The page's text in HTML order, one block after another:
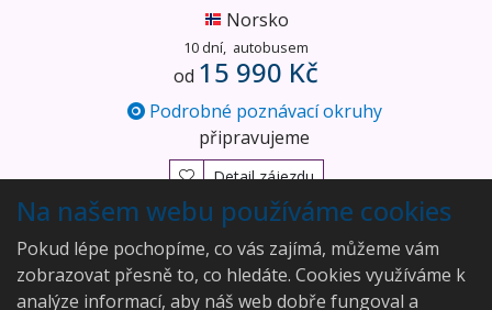
Norsko
10 dní, autobusem
od 15 990 Kč
Podrobné poznávací okruhy
připravujeme
Detail zájezdu
Na našem webu používáme cookies
Pokud lépe pochopíme, co vás zajímá, můžeme vám
zobrazovat přesně to, co hledáte. Cookies využíváme k
analýze informací, aby náš web dobře fungoval a